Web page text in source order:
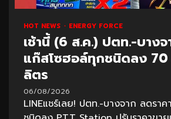
HOT NEWS ENERGY FORCE
เช้านี้ (6 ส.ค.) ปตท.-บาง
แก๊สโซฮอล์ทุกชนิดลง
ลิตร
06/08/2026
LINEแชร์เลย! ปตท.-บางจาก ลดรา